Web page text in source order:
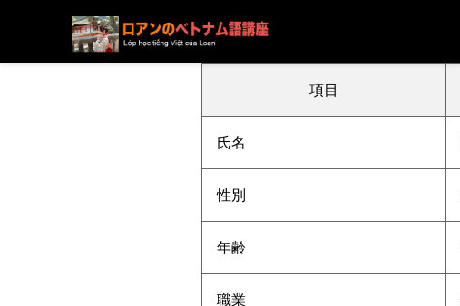
項目
氏名
性別
年齢
職業